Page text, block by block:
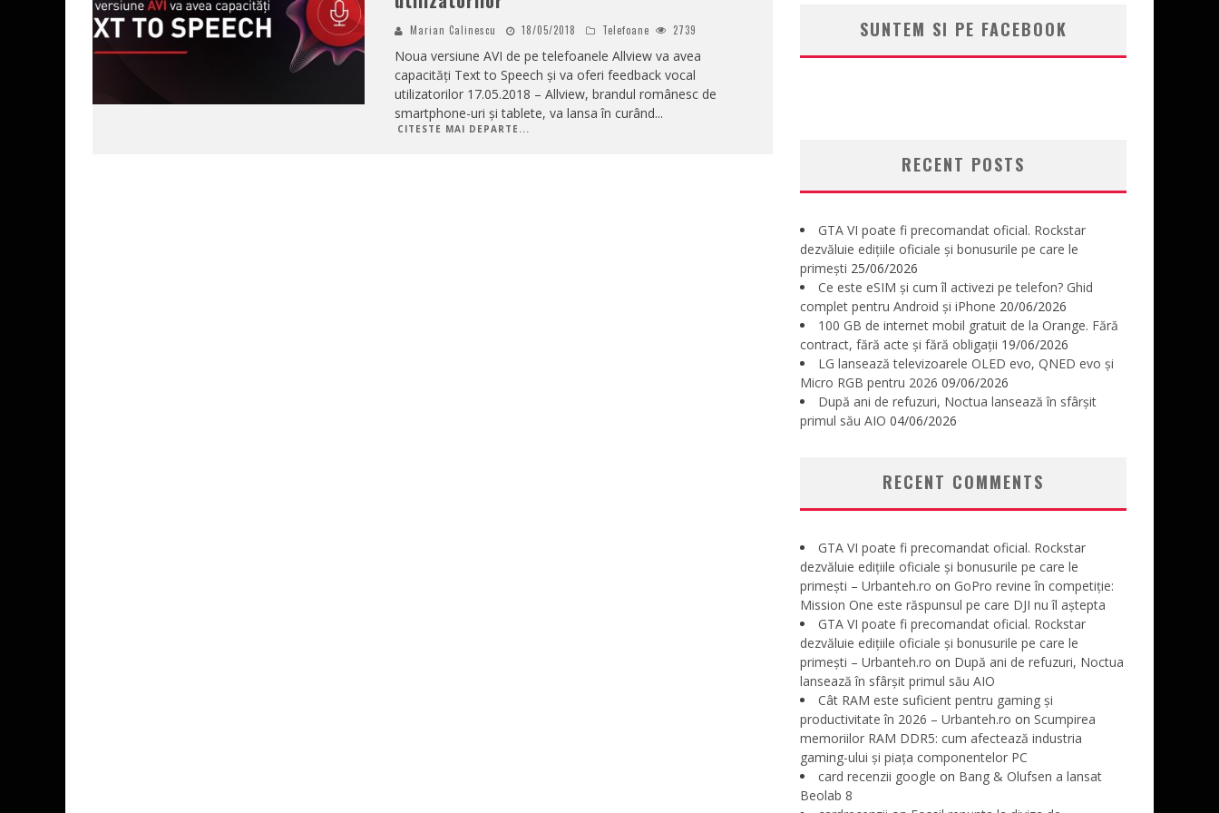
Marian Calinescu 18/05/2018 Telefoane 2739
Noua versiune AVI de pe telefoanele Allview va avea
capacități Text to Speech și va oferi feedback vocal
utilizatorilor 17.05.2018 – Allview, brandul românesc de
smartphone-uri și tablete, va lansa în curând...
CITESTE MAI DEPARTE...
SUNTEM SI PE FACEBOOK
RECENT POSTS
GTA VI poate fi precomandat oficial. Rockstar
dezvăluie edițiile oficiale și bonusurile pe care le
primești 25/06/2026
Ce este eSIM și cum îl activezi pe telefon? Ghid
complet pentru Android și iPhone 20/06/2026
100 GB de internet mobil gratuit de la Orange. Fără
contract, fără acte și fără obligații 19/06/2026
LG lansează televizoarele OLED evo, QNED evo și
Micro RGB pentru 2026 09/06/2026
După ani de refuzuri, Noctua lansează în sfârșit
primul său AIO 04/06/2026
RECENT COMMENTS
GTA VI poate fi precomandat oficial. Rockstar
dezvăluie edițiile oficiale și bonusurile pe care le
primești – Urbanteh.ro on GoPro revine în competiție:
Mission One este răspunsul pe care DJI nu îl aștepta
GTA VI poate fi precomandat oficial. Rockstar
dezvăluie edițiile oficiale și bonusurile pe care le
primești – Urbanteh.ro on După ani de refuzuri, Noctua
lansează în sfârșit primul său AIO
Cât RAM este suficient pentru gaming și
productivitate în 2026 – Urbanteh.ro on Scumpirea
memoriilor RAM DDR5: cum afectează industria
gaming-ului și piața componentelor PC
card recenzii google on Bang & Olufsen a lansat
Beolab 8